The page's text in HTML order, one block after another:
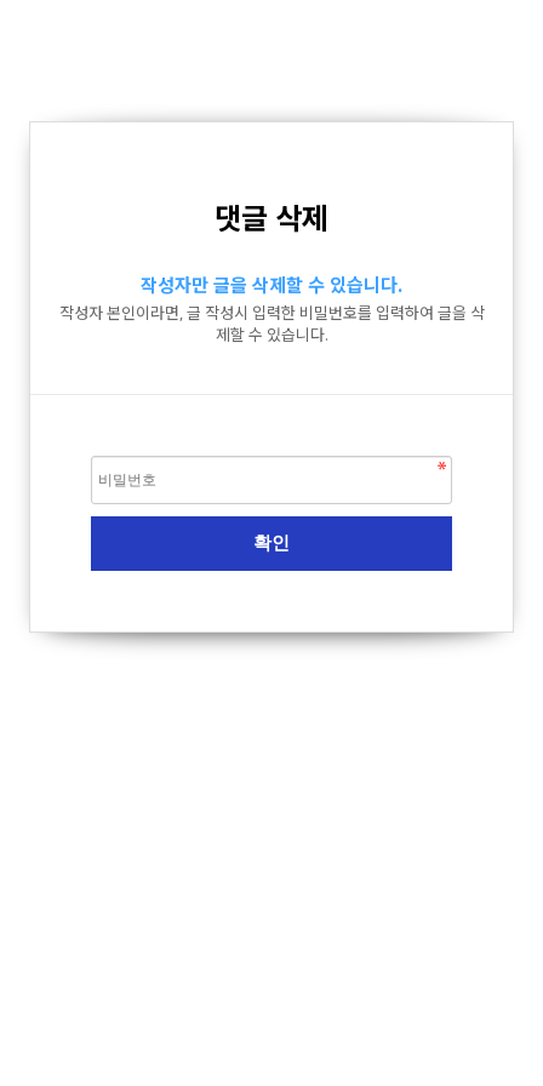
댓글 삭제
작성자만 글을 삭제할 수 있습니다.
작성자 본인이라면, 글 작성시 입력한 비밀번호를 입력하여 글을 삭
제할 수 있습니다.